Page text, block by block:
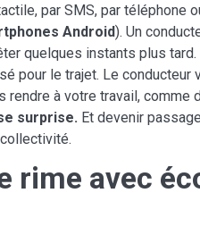
par SMS, par téléphone
Android). Un
quelques instants plus
pour le trajet. Le
rendre à votre travail, comme
surprise. Et devenir
rime avec